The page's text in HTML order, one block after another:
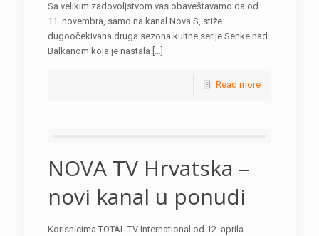
Sa velikim zadovoljstvom vas obaveštavamo da od
11. novembra, samo na kanal Nova S, stiže
dugoočekivana druga sezona kultne serije Senke nad
Balkanom koja je nastala […]
Read more
NOVA TV Hrvatska –
novi kanal u ponudi
Korisnicima TOTAL TV International od 12. aprila